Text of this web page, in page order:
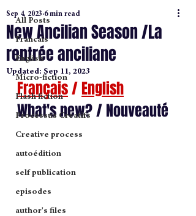
All Posts
Francais
English
Micro-fiction
Flash fiction
Processus Creatifs
Creative process
autoédition
self publication
episodes
author's files
New Ancilian Season /La
rentrée anciliane
Sep 4, 2023 6 min read
Updated: Sep 11, 2023
Français / English
What's new? / Nouveauté